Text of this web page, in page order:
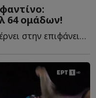
64 ομάδων!
Αποκαλυπτικό ρεπορτάζ φέρνει στην επιφάνεια την δράση τ...